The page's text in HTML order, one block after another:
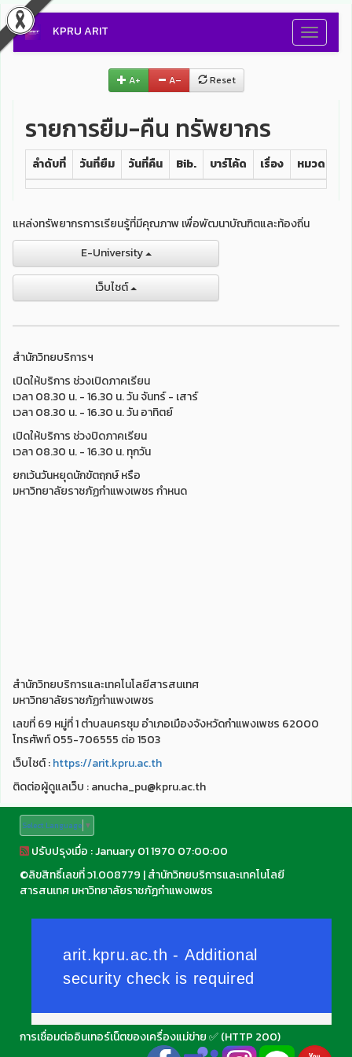
Toggle
KPRU ARIT
A+ A– Reset
รายการยืม-คืน ทรัพยากร
ลำดับที่ วันที่ยืม วันที่คืน Bib. บาร์โค้ด เรื่อง หมวดหมู่
แหล่งทรัพยากรการเรียนรู้ที่มีคุณภาพ เพื่อพัฒนาบัณฑิตและท้องถิ่น
E-University
เว็บไชต์
สำนักวิทยบริการฯ
เปิดให้บริการ ช่วงเปิดภาคเรียน
เวลา 08.30 น. - 16.30 น. วัน จันทร์ - เสาร์
เวลา 08.30 น. - 16.30 น. วัน อาทิตย์
เปิดให้บริการ ช่วงปิดภาคเรียน
เวลา 08.30 น. - 16.30 น. ทุกวัน
ยกเว้นวันหยุดนักขัตฤกษ์ หรือ
มหาวิทยาลัยราชภัฏกำแพงเพชร กำหนด
สำนักวิทยบริการและเทคโนโลยีสารสนเทศ
มหาวิทยาลัยราชภัฏกำแพงเพชร
เลขที่ 69 หมู่ที่ 1 ตำบลนครชุม อำเภอเมืองจังหวัดกำแพงเพชร 62000
โทรศัพท์ 055-706555 ต่อ 1503
เว็บไชต์ :https://arit.kpru.ac.th
ติดต่อผู้ดูแลเว็บ : anucha_pu@kpru.ac.th
Select Language ▼
ปรับปรุงเมื่อ : January 01 1970 07:00:00
©ลิขสิทธิ์เลขที่ ว1.008779 |สำนักวิทยบริการและเทคโนโลยี
สารสนเทศ มหาวิทยาลัยราชภัฏกำแพงเพชร
การเชื่อมต่ออินเทอร์เน็ตของเครื่องแม่ข่าย ✅ (HTTP 200)